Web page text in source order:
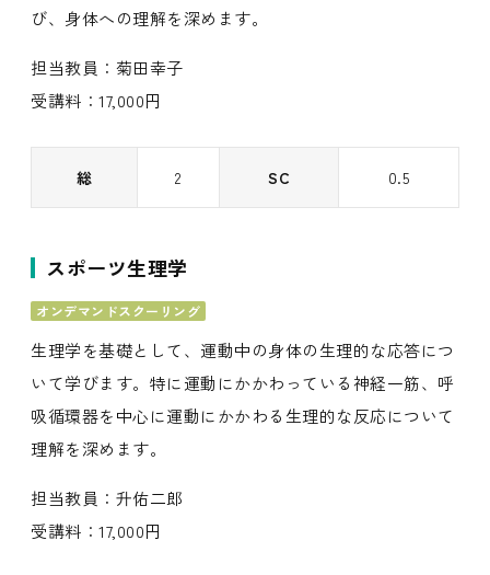
び、身体への理解を深めます。
担当教員：菊田幸子
受講料：17,000円
総 2 SC 0.5
スポーツ生理学
オンデマンドスクーリング
生理学を基礎として、運動中の身体の生理的な応答につ
いて学びます。特に運動にかかわっている神経一筋、呼
吸循環器を中心に運動にかかわる生理的な反応について
理解を深めます。
担当教員：升佑二郎
受講料：17,000円